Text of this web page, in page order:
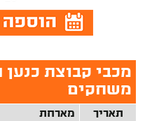
מכבי קבוצת
משחקים
תאריך מארחת